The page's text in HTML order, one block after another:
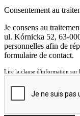
Consentement au
Je consens au
ul. Kórnicka 52, 63-
personnelles afin de
formulaire de contact.
Lire la clause d'information sur